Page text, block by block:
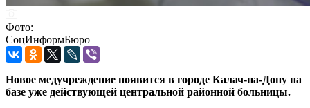
Фото:
СоцИнформБюро
Новое медучреждение появится в городе Калач-на-Дону на
базе уже действующей центральной районной больницы.